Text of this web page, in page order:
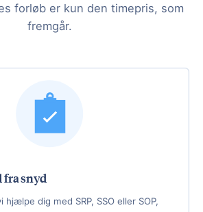
forløb er kun den timepris, som
fremgår.
fra snyd
hjælpe dig med SRP, SSO eller SOP,